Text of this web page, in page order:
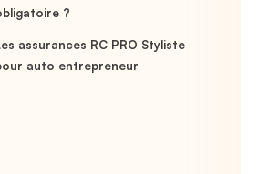
?
assurances RC PRO Styliste
auto entrepreneur